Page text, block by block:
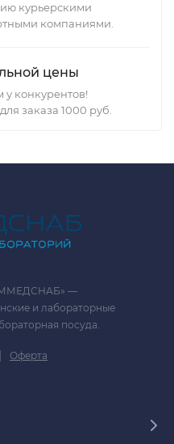
курьерскими
компаниями.
цены
конкурентов!
заказа 1000 руб.
—
и лабораторные
посуда.
| Оферта